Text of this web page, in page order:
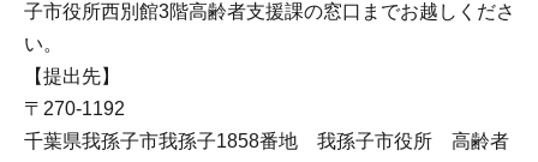
子市役所西別館3階高齢者支援課の窓口までお越しくださ
い。
【提出先】
〒270-1192
千葉県我孫子市我孫子1858番地 我孫子市役所 高齢者